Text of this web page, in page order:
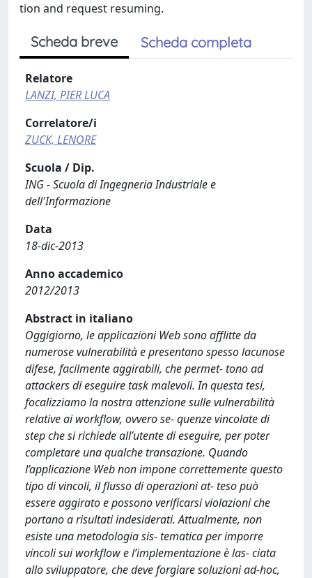
tion and request resuming.
Scheda breve Scheda completa
Relatore
LANZI, PIER LUCA
Correlatore/i
ZUCK, LENORE
Scuola / Dip.
ING - Scuola di Ingegneria Industriale e
dell'Informazione
Data
18-dic-2013
Anno accademico
2012/2013
Abstract in italiano
Oggigiorno, le applicazioni Web sono afflitte da
numerose vulnerabilità e presentano spesso lacunose
difese, facilmente aggirabili, che permet- tono ad
attackers di eseguire task malevoli. In questa tesi,
focalizziamo la nostra attenzione sulle vulnerabilità
relative ai workflow, ovvero se- quenze vincolate di
step che si richiede all’utente di eseguire, per poter
completare una qualche transazione. Quando
l’applicazione Web non impone correttemente questo
tipo di vincoli, il flusso di operazioni at- teso può
essere aggirato e possono verificarsi violazioni che
portano a risultati indesiderati. Attualmente, non
esiste una metodologia sis- tematica per imporre
vincoli sui workflow e l’implementazione è las- ciata
allo sviluppatore, che deve forgiare soluzioni ad-hoc,